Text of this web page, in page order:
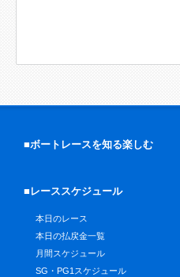
■ボートレースを知る楽しむ
■レーススケジュール
本日のレース
本日の払戻金一覧
月間スケジュール
SG・PG1スケジュール